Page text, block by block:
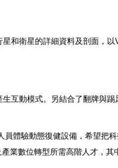
和衛星的詳細資料及剖面，
互動模式。另結合了翻牌與
體驗動態復健設備，希望把
業數位轉型所需高階人才，其